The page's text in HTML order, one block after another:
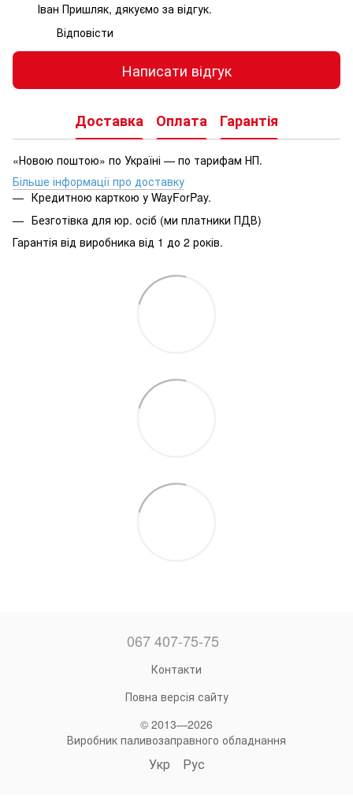
Іван Пришляк, дякуємо за відгук.
Відповісти
Написати відгук
Доставка Оплата Гарантія
«Новою поштою» по Україні — по тарифам НП.
Більше інформації про доставку
Кредитною карткою у WayForPay.
Безготівка для юр. осіб (ми платники ПДВ)
Гарантія від виробника від 1 до 2 років.
067 407-75-75
Контакти
Повна версія сайту
© 2013—2026
Виробник паливозаправного обладнання
Укр Рус